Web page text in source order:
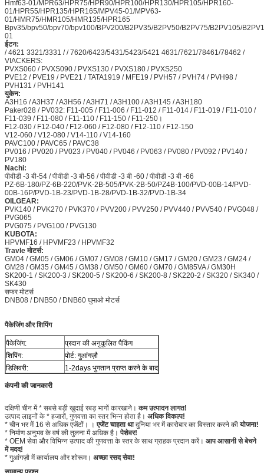
Hmf63-01/MPR63/HPR75/HPR90/HPR100/HPR130/HPR105/HPR160-
01/HPR55/HPR135/HPR165/MPV45-01/MPV63-
01/HMR75/HMR105/HMR135/HPR165
Bpv35/bpv50/bpv70/bpv100/BPV200/B2PV35/B2PV50/B2PV75/B2PV105/
01
ईटन:
/ 4621 3321/3331 / / 7620/6423/5431/5423/5421 4631/7621/78461/78462 /
VIACKERS:
PVXS060 / PVXS090 / PVXS130 / PVXS180 / PVXS250
PVE12 / PVE19 / PVE21 / TATA1919 / MFE19 / PVH57 / PVH74 / PVH98 /
PVH131 / PVH141
युकेन:
A3H16 / A3H37 / A3H56 / A3H71 / A3H100 / A3H145 / A3H180
Paker028 / PV032: F11-005 / F11-006 / F11-012 / F11-014 / F11-019 / F11-010 /
F11-039 / F11-080 / F11-110 / F11-150 / F11-250।
F12-030 / F12-040 / F12-060 / F12-080 / F12-110 / F12-150
V12-060 / V12-080 / V14-110 / V14-160
PAVC100 / PAVC65 / PAVC38
PV016 / PV020 / PV023 / PV040 / PV046 / PV063 / PV080 / PV092 / PV140 /
PV180
Nachi:
पीवीडी -3 बी-54 / पीवीडी -3 बी-56 / पीवीडी -3 बी -60 / पीवीडी -3 बी -66
PZ-6B-180/PZ-6B-220/PVK-2B-505/PVK-2B-50/PZ4B-100/PVD-00B-14/PVD-
00B-16P/PVD-1B-23/PVD-1B-28/PVD-1B-32/PVD-1B-34
OILGEAR:
PVK140 / PVK270 / PVK370 / PVV200 / PVV250 / PVV440 / PVV540 / PVG048 /
PVG065
PVG075 / PVG100 / PVG130
KUBOTA:
HPVMF16 / HPVMF23 / HPVMF32
Travle मोटर्स:
GM04 / GM05 / GM06 / GM07 / GM08 / GM10 / GM17 / GM20 / GM23 / GM24 /
GM28 / GM35 / GM45 / GM38 / GM50 / GM60 / GM70 / GM85VA / GM30H
SK200-1 / SK200-3 / SK200-5 / SK200-6 / SK200-8 / SK220-2 / SK320 / SK340 /
SK430
सफर मोटर्स
DNB08 / DNB50 / DNB60 घुमाओ मोटर्स
पैकेजिंग और शिपिंग
पैकेजिंग:
प्रदान की अनुकूलित पैकिंग
शिपिंग:
पोर्ट: गुआंगज़ौ
डिलिवरी:
1-2days भुगतान प्राप्त करने के बाद
कंपनी की जानकारी
दक्षिणी चीन में * सबसे बड़ी खुदाई रबड़ भागों कारखाने। कम उत्पादन लागत!
उत्पाद लाइनों के * हजारों, गुणवत्ता का स्तर भिन्न होता है। अधिक विकल्प!
* चीन भर में 16 से अधिक एजेंटों। । एजेंट चाहता थादुनिया भर में कारोबार का विस्तार करने की योजना!
* निर्माण अनुभव के वर्ष की तुलना में अधिक है। पेशेवर!
* OEM सेवा और विभिन्न उत्पाद की गुणवत्ता के स्तर के साथ ग्राहक प्रदान करें। आप आसानी से बेचने
में मदद!
* गुआंगज़ौ में कार्यालय और शोरूम। अच्छा रसद सेवा!